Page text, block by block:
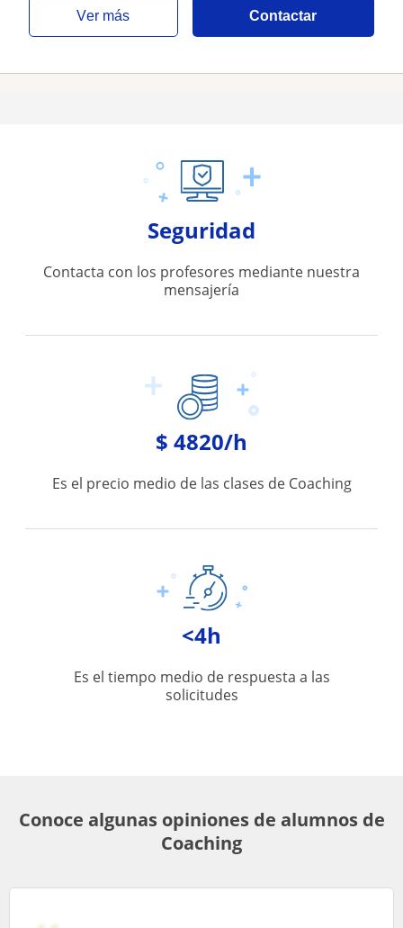
ver más Contactar
Seguridad
Contacta con los profesores mediante nuestra
mensajería
$ 4820/h
Es el precio medio de las clases de Coaching
<4h
Es el tiempo medio de respuesta a las
solicitudes
Conoce algunas opiniones de alumnos de
Coaching